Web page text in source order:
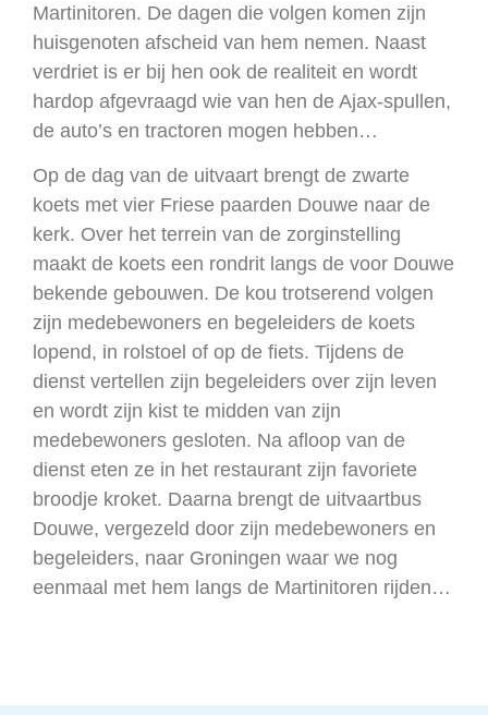
Martinitoren. De dagen die volgen komen zijn
huisgenoten afscheid van hem nemen. Naast
verdriet is er bij hen ook de realiteit en wordt
hardop afgevraagd wie van hen de Ajax-spullen,
de auto’s en tractoren mogen hebben…
Op de dag van de uitvaart brengt de zwarte
koets met vier Friese paarden Douwe naar de
kerk. Over het terrein van de zorginstelling
maakt de koets een rondrit langs de voor Douwe
bekende gebouwen. De kou trotserend volgen
zijn medebewoners en begeleiders de koets
lopend, in rolstoel of op de fiets. Tijdens de
dienst vertellen zijn begeleiders over zijn leven
en wordt zijn kist te midden van zijn
medebewoners gesloten. Na afloop van de
dienst eten ze in het restaurant zijn favoriete
broodje kroket. Daarna brengt de uitvaartbus
Douwe, vergezeld door zijn medebewoners en
begeleiders, naar Groningen waar we nog
eenmaal met hem langs de Martinitoren rijden…